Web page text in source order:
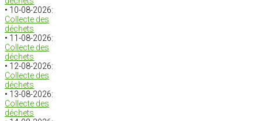
• 10-08-2026:
Collecte des
déchets
• 11-08-2026:
Collecte des
déchets
• 12-08-2026:
Collecte des
déchets
• 13-08-2026:
Collecte des
déchets